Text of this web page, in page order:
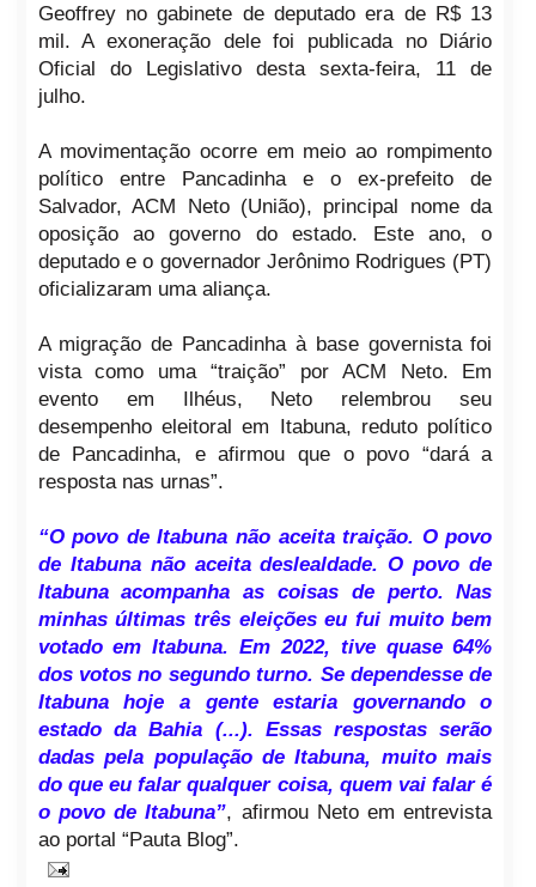
Geoffrey no gabinete de deputado era de R$ 13
mil. A exoneração dele foi publicada no Diário
Oficial do Legislativo desta sexta-feira, 11 de
julho.
A movimentação ocorre em meio ao rompimento
político entre Pancadinha e o ex-prefeito de
Salvador, ACM Neto (União), principal nome da
oposição ao governo do estado. Este ano, o
deputado e o governador Jerônimo Rodrigues (PT)
oficializaram uma aliança.
A migração de Pancadinha à base governista foi
vista como uma “traição” por ACM Neto. Em
evento em Ilhéus, Neto relembrou seu
desempenho eleitoral em Itabuna, reduto político
de Pancadinha, e afirmou que o povo “dará a
resposta nas urnas”.
“O povo de Itabuna não aceita traição. O povo
de Itabuna não aceita deslealdade. O povo de
Itabuna acompanha as coisas de perto. Nas
minhas últimas três eleições eu fui muito bem
votado em Itabuna. Em 2022, tive quase 64%
dos votos no segundo turno. Se dependesse de
Itabuna hoje a gente estaria governando o
estado da Bahia (...). Essas respostas serão
dadas pela população de Itabuna, muito mais
do que eu falar qualquer coisa, quem vai falar é
o povo de Itabuna”, afirmou Neto em entrevista
ao portal “Pauta Blog”.